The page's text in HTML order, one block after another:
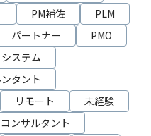
PM補佐
PLM
パートナー
PMO
システム
タント
リモート
未経験
ンサルタント